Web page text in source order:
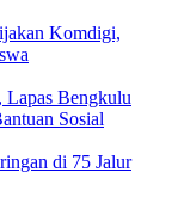
Komdigi,
Lapas Bengkulu
Sosial
di 75 Jalur